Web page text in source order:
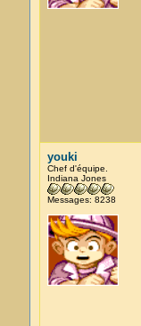
youki
Chef d'équipe.
Indiana Jones
Messages: 8238